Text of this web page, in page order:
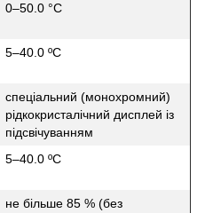
0–50.0 °C
5–40.0 ºC
спеціальний (монохромний)
рідкокристалічний дисплей із
підсвічуванням
5–40.0 ºC
не більше 85 % (без